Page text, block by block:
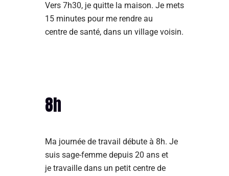
Vers 7h30, je quitte la maison. Je mets
15 minutes pour me rendre au
centre de santé, dans un village voisin.
8h
Ma journée de travail débute à 8h. Je
suis sage-femme depuis 20 ans et
je travaille dans un petit centre de